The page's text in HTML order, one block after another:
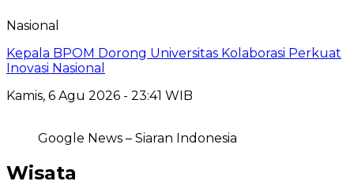
Nasional
Kepala BPOM Dorong Universitas Kolaborasi Perkuat
Inovasi Nasional
Kamis, 6 Agu 2026 - 23:41 WIB
Google News – Siaran Indonesia
Wisata